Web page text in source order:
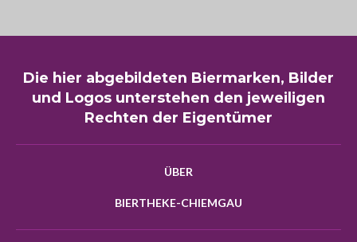
Die hier abgebildeten Biermarken, Bilder
und Logos unterstehen den jeweiligen
Rechten der Eigentümer
ÜBER
BIERTHEKE-CHIEMGAU